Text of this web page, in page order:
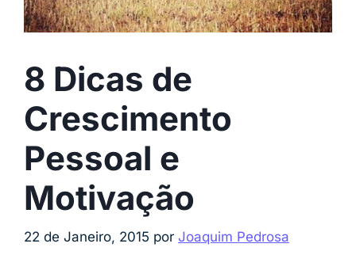
8 Dicas de
Crescimento
Pessoal e
Motivação
22 de Janeiro, 2015 por Joaquim Pedrosa